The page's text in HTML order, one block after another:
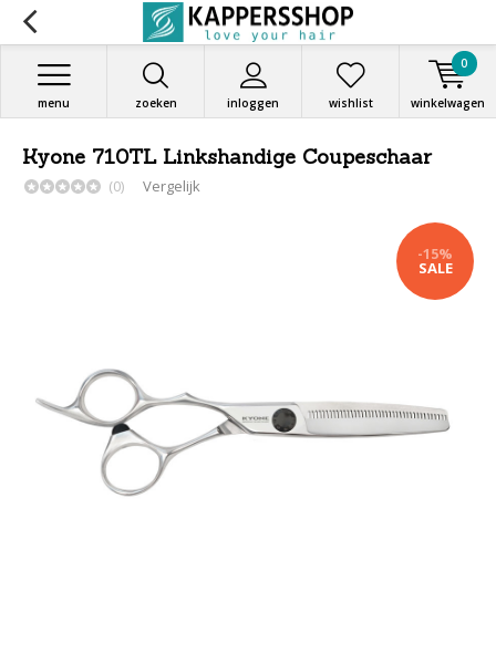
zoeken inloggen
menu wishlist winkelwagen
0
Kyone 710TL Linkshandige Coupeschaar
(0) Vergelijk
-15%
SALE